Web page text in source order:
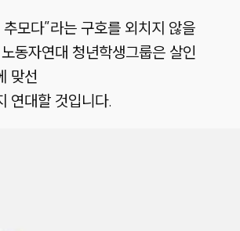
모다”라는 구호를 외치지 않을
동자연대 청년학생그룹은 살인
맞선
연대할 것입니다.